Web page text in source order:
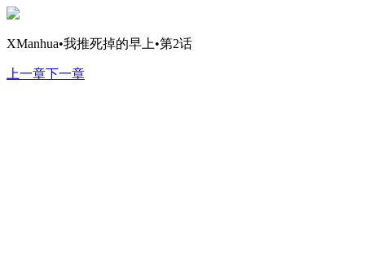
XManhua•我推死掉的早上•第2话
上一章下一章